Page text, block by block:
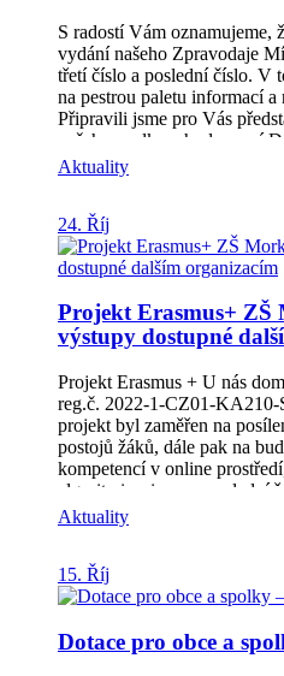
S radostí Vám oznamujeme,
vydání našeho Zpravodaje
třetí číslo a poslední číslo. V
na pestrou paletu informací
Připravili jsme pro Vás
našeho spolku, zhodnocení
uskutečnily v říjny, shrnutí
díky projektu z OPZ+ a
zde: Zpravodaj MAS | MAS
(hribecihory.cz) Děkujeme
těšíme se na Vaše ohlasy! S
Aktuality
24. Říj
Projekt Erasmus+ ZŠ
výstupy dostupné
Projekt Erasmus + U nás
reg.č. 2022-1-CZ01-KA210-
projekt byl zaměřen na
postojů žáků, dále pak na
kompetencí v online
algoritmizaci a v neposlední
postupům výroby v rámci
kulturního dědictví.Dle
respektovat jak minulost a
před námi, tak být připraven
chránit ekologickou
Aktuality
15. Říj
Dotace pro obce a